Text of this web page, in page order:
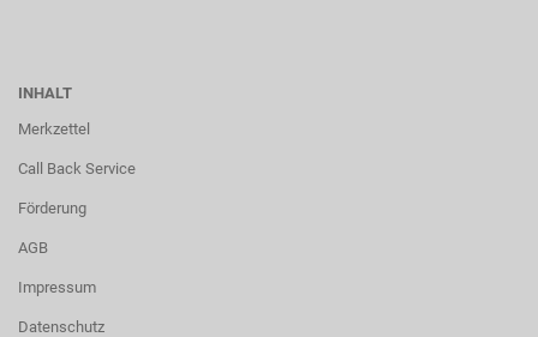
INHALT
Merkzettel
Call Back Service
Förderung
AGB
Impressum
Datenschutz